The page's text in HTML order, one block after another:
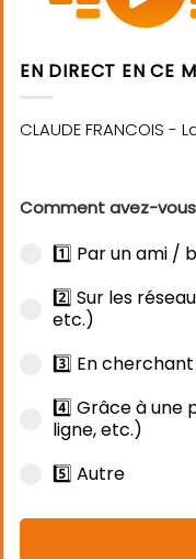
EN DIRECT EN CE
Comment avez-
1️⃣ Par un ami /
2️⃣ Sur les
etc.)
3️⃣ En
4️⃣ Grâce à une
ligne, etc.)
5️⃣ Autre